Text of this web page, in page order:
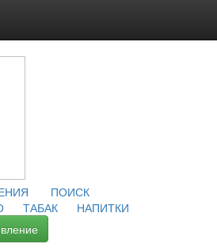
ПОИСК
ТАБАК
НАПИТКИ